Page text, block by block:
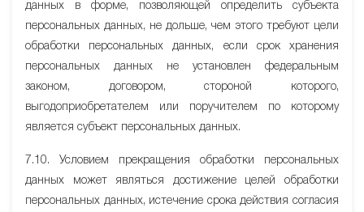
данных в форме, позволяющей определить субъекта
персональных данных, не дольше, чем этого требуют цели
обработки персональных данных, если срок хранения
персональных данных не установлен федеральным
законом, договором, стороной которого,
выгодоприобретателем или поручителем по которому
является субъект персональных данных.
7.10. Условием прекращения обработки персональных
данных может являться достижение целей обработки
персональных данных, истечение срока действия согласия